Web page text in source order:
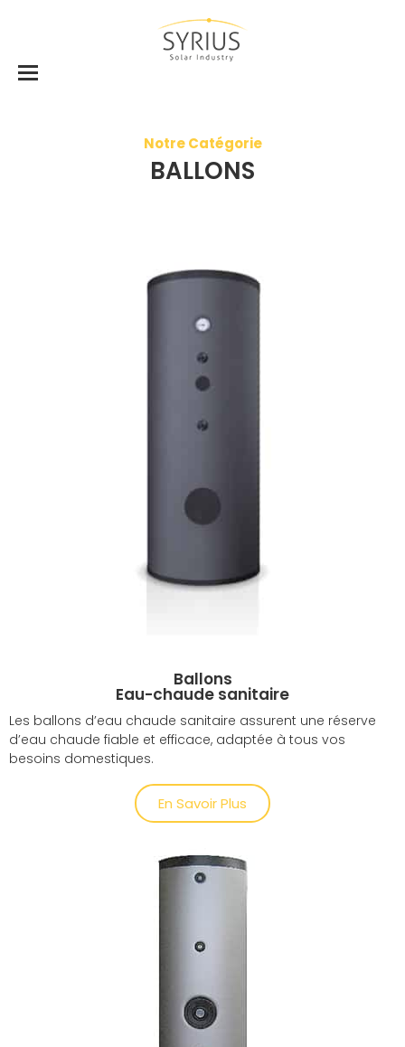
Notre Catégorie
BALLONS
Ballons
Eau-chaude sanitaire
Les ballons d’eau chaude sanitaire assurent une réserve
d’eau chaude fiable et efficace, adaptée à tous vos
besoins domestiques.
En Savoir Plus